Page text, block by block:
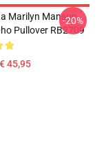
Marilyn Manson
Pullover RB2709
45,95
-20%